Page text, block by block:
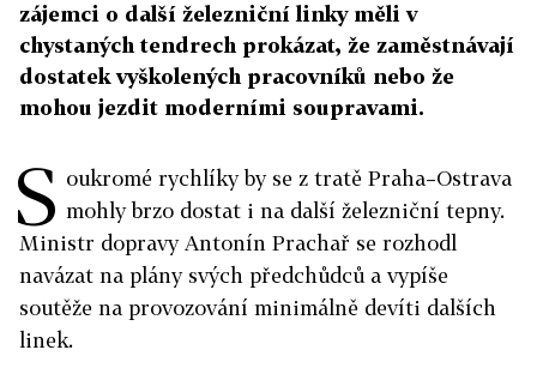
zájemci o další železniční linky měli v
chystaných tendrech prokázat, že zaměstnávají
dostatek vyškolených pracovníků nebo že
mohou jezdit moderními soupravami.
S oukromé rychlíky by se z tratě Praha–Ostrava
mohly brzo dostat i na další železniční tepny.
Ministr dopravy Antonín Prachař se rozhodl
navázat na plány svých předchůdců a vypíše
soutěže na provozování minimálně devíti dalších
linek.